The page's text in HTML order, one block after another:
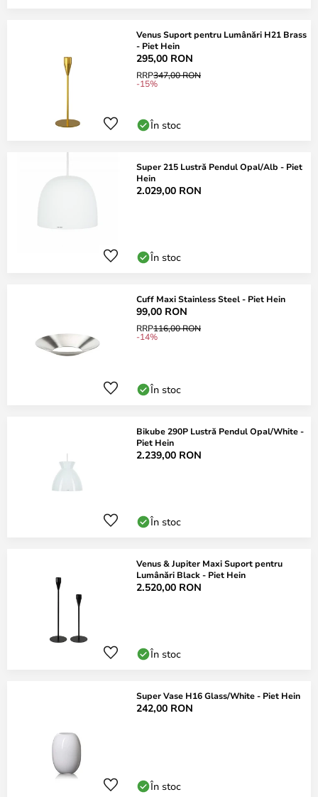
Venus Suport pentru Lumânări H21 Brass
- Piet Hein
295,00 RON
RRP347,00 RON
-15%
În stoc
Super 215 Lustră Pendul Opal/Alb - Piet
Hein
2.029,00 RON
În stoc
Cuff Maxi Stainless Steel - Piet Hein
99,00 RON
RRP116,00 RON
-14%
În stoc
Bikube 290P Lustră Pendul Opal/White -
Piet Hein
2.239,00 RON
În stoc
Venus & Jupiter Maxi Suport pentru
Lumânări Black - Piet Hein
2.520,00 RON
În stoc
Super Vase H16 Glass/White - Piet Hein
242,00 RON
În stoc